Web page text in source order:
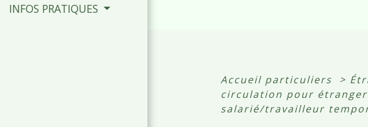
INFOS PRATIQUES
Accueil particuliers >
circulation pour étranger
salarié/travailleur